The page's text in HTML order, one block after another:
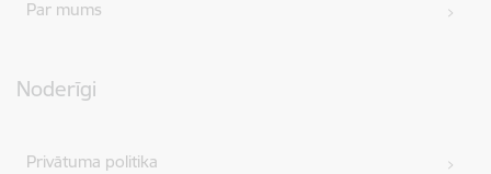
Par mums
Noderīgi
Privātuma politika